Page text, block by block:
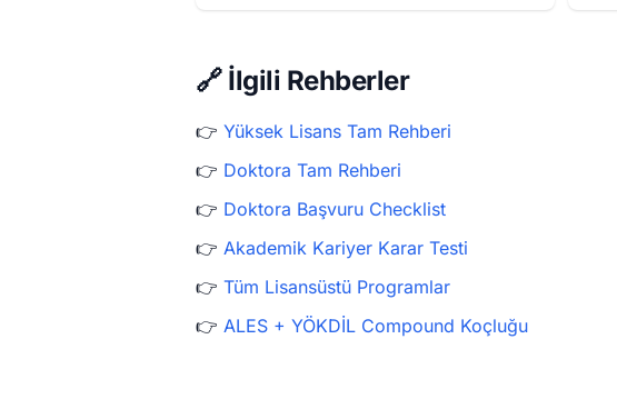
🔗 İlgili Rehberler
👉 Yüksek Lisans Tam Rehberi
👉 Doktora Tam Rehberi
👉 Doktora Başvuru Checklist
👉 Akademik Kariyer Karar Testi
👉 Tüm Lisansüstü Programlar
👉 ALES + YÖKDİL Compound Koçluğu